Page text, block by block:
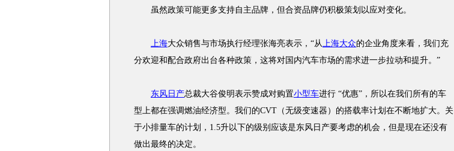
虽然政策可能更多支持自主品牌，但合资品牌仍积极策划以应对变化。
上海大众销售与市场执行经理张海亮表示，“从上海大众的企业角度来看，我们充
分欢迎和配合政府出台各种政策，这将对国内汽车市场的需求进一步拉动和提升。”
东风日产总裁大谷俊明表示赞成对购置小型车进行 “优惠”，所以在我们所有的车
型上都在强调燃油经济型。我们的CVT（无级变速器）的搭载率计划在不断地扩大。关
于小排量车的计划，1.5升以下的级别应该是东风日产要考虑的机会，但是现在还没有
做出最终的决定。